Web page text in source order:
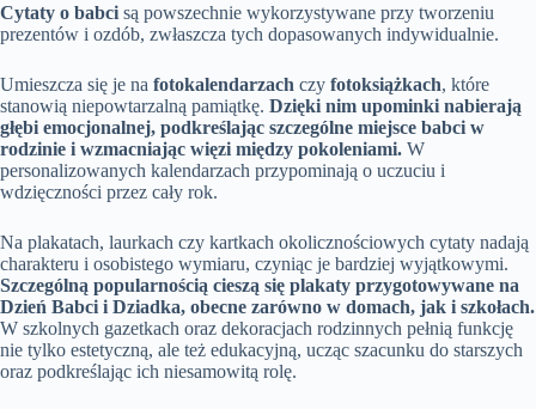
Cytaty o babci są powszechnie wykorzystywane przy tworzeniu
prezentów i ozdób, zwłaszcza tych dopasowanych indywidualnie.
Umieszcza się je na fotokalendarzach czy fotoksiążkach, które
stanowią niepowtarzalną pamiątkę. Dzięki nim upominki nabierają
głębi emocjonalnej, podkreślając szczególne miejsce babci w
rodzinie i wzmacniając więzi między pokoleniami. W
personalizowanych kalendarzach przypominają o uczuciu i
wdzięczności przez cały rok.
Na plakatach, laurkach czy kartkach okolicznościowych cytaty nadają
charakteru i osobistego wymiaru, czyniąc je bardziej wyjątkowymi.
Szczególną popularnością cieszą się plakaty przygotowywane na
Dzień Babci i Dziadka, obecne zarówno w domach, jak i szkołach.
W szkolnych gazetkach oraz dekoracjach rodzinnych pełnią funkcję
nie tylko estetyczną, ale też edukacyjną, ucząc szacunku do starszych
oraz podkreślając ich niesamowitą rolę.